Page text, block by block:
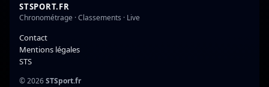
STSPORT.FR
Chronométrage · Classements · Live
Contact
Mentions légales
STS
© 2026STSport.fr